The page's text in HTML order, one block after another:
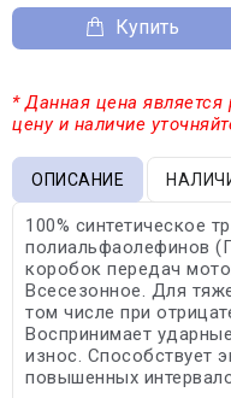
Купить
* Данная цена
цену и наличие
ОПИСАНИЕ
100% синтетическое
полиальфаолефинов
коробок передач
Всесезонное. Для
том числе при
Воспринимает
износ. Способствует
повышенных